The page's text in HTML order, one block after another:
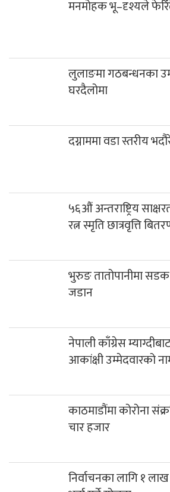
मनमोहक भू–दृश्यले
लुलाङमा गठबन्धनका
घरदैलोमा
दग्नाममा वडा स्तरीय
५६औं अन्तराष्ट्रिय
रत्न स्मृति छात्रवृत्ति
भुरुङ तातोपानीमा सडक
जडान
नेपाली काँग्रेस
आकांक्षी उम्मेदवारको
काठमाडौंमा कोरोना
चार हजार
निर्वाचनका लागि १ लाख